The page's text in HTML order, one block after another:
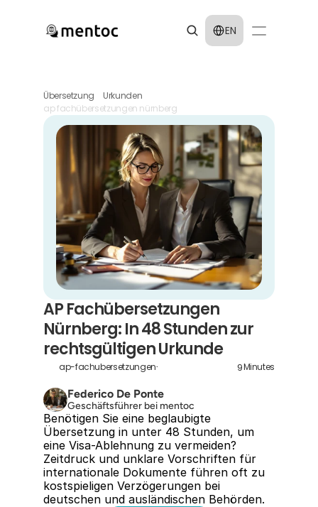
Select Language
EN
Übersetzung
Urkunden
ap fachübersetzungen nürnberg
AP Fachübersetzungen
Nürnberg: In 48 Stunden zur
rechtsgültigen Urkunde
ap-fachubersetzungen-nurnberg 9Minutes
Federico De Ponte
Geschäftsführer bei mentoc
Benötigen Sie eine beglaubigte
Übersetzung in unter 48 Stunden, um
eine Visa-Ablehnung zu vermeiden?
Zeitdruck und unklare Vorschriften für
internationale Dokumente führen oft zu
kostspieligen Verzögerungen bei
deutschen und ausländischen Behörden.